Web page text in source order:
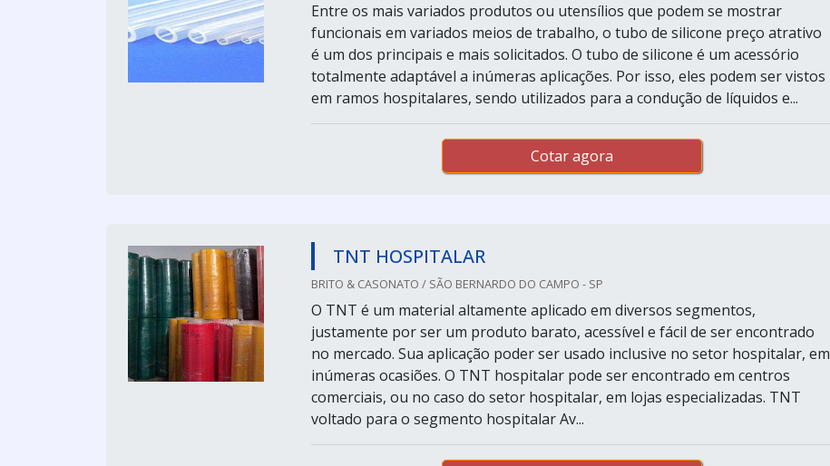
Entre os mais variados produtos ou utensílios que podem se mostrar
funcionais em variados meios de trabalho, o tubo de silicone preço atrativo
é um dos principais e mais solicitados. O tubo de silicone é um acessório
totalmente adaptável a inúmeras aplicações. Por isso, eles podem ser vistos
em ramos hospitalares, sendo utilizados para a condução de líquidos e...
Cotar agora
TNT HOSPITALAR
BRITO & CASONATO / SÃO BERNARDO DO CAMPO - SP
O TNT é um material altamente aplicado em diversos segmentos,
justamente por ser um produto barato, acessível e fácil de ser encontrado
no mercado. Sua aplicação poder ser usado inclusive no setor hospitalar, em
inúmeras ocasiões. O TNT hospitalar pode ser encontrado em centros
comerciais, ou no caso do setor hospitalar, em lojas especializadas. TNT
voltado para o segmento hospitalar Av...